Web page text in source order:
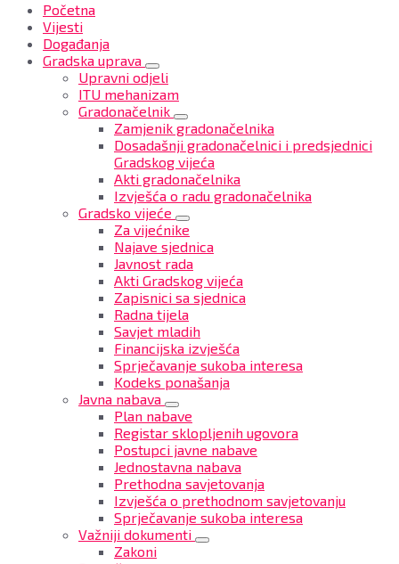
Početna
Vijesti
Događanja
Gradska uprava
Upravni odjeli
ITU mehanizam
Gradonačelnik
Zamjenik gradonačelnika
Dosadašnji gradonačelnici i predsjednici
Gradskog vijeća
Akti gradonačelnika
Izvješća o radu gradonačelnika
Gradsko vijeće
Za vijećnike
Najave sjednica
Javnost rada
Akti Gradskog vijeća
Zapisnici sa sjednica
Radna tijela
Savjet mladih
Financijska izvješća
Sprječavanje sukoba interesa
Kodeks ponašanja
Javna nabava
Plan nabave
Registar sklopljenih ugovora
Postupci javne nabave
Jednostavna nabava
Prethodna savjetovanja
Izvješća o prethodnom savjetovanju
Sprječavanje sukoba interesa
Važniji dokumenti
Zakoni